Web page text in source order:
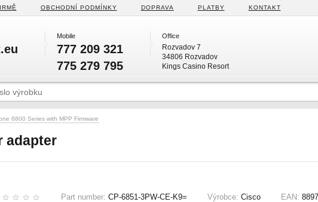
OBCHODNÍ PODMÍNKY DOPRAVA PLATBY KONTAKT
Mobile
777 209 321
775 279 795
Office
Rozvadov 7
34806 Rozvadov
Kings Casino Resort
6800 Series with MPP Firmware
adapter
Part number: CP-6851-3PW-CE-K9= Výrobce: Cisco EAN: